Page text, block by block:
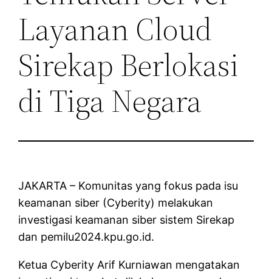
Layanan Cloud
Sirekap Berlokasi
di Tiga Negara
JAKARTA – Komunitas yang fokus pada isu
keamanan siber (Cyberity) melakukan
investigasi keamanan siber sistem Sirekap
dan pemilu2024.kpu.go.id.
Ketua Cyberity Arif Kurniawan mengatakan